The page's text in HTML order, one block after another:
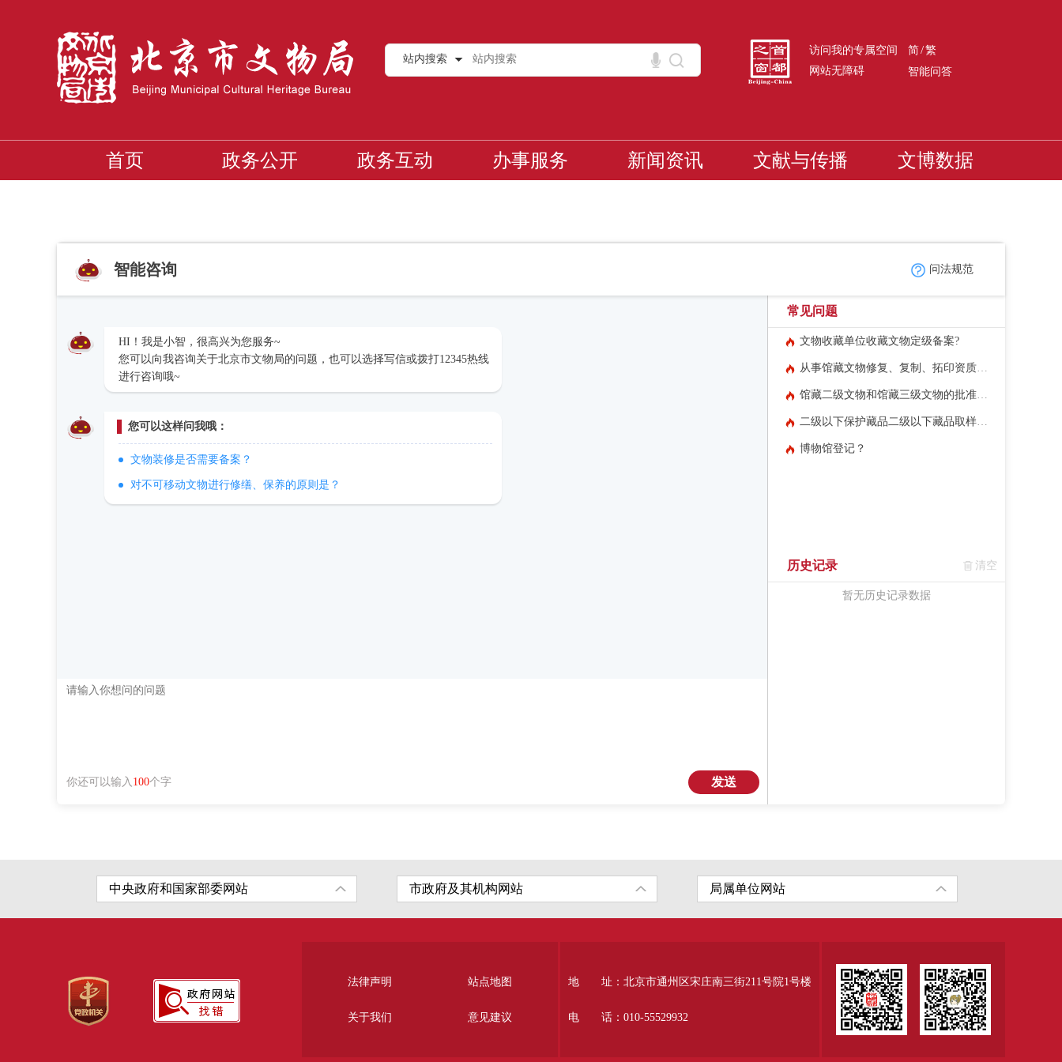
站内搜索
访问我的专属空间 简/繁
网站无障碍
智能问答
首页 政务公开 政务互动 办事服务 新闻资讯 文献与传播 文博数据
智能咨询 问法规范
HI！我是小智，很高兴为您服务~
您可以向我咨询关于北京市文物局的问题，也可以选择写信或拨打12345热线
进行咨询哦~
您可以这样问我哦：
文物装修是否需要备案？
对不可移动文物进行修缮、保养的原则是？
你还可以输入 100个字 发送
常见问题
文物收藏单位收藏文物定级备案?
从事馆藏文物修复、复制、拓印资质批准办理?
馆藏二级文物和馆藏三级文物的批准修复?
二级以下保护藏品二级以下藏品取样审批?
博物馆登记？
历史记录 清空
暂无历史记录数据
法律声明 站点地图
关于我们 意见建议
地 址：北京市通州区宋庄南三街211号院1号楼
电 话：010-55529932